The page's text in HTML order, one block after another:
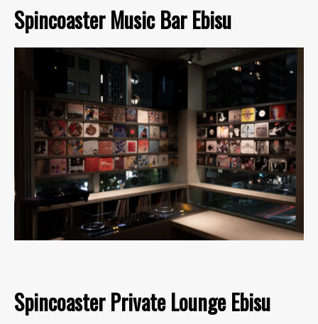
Spincoaster Music Bar Ebisu
Spincoaster Private Lounge Ebisu